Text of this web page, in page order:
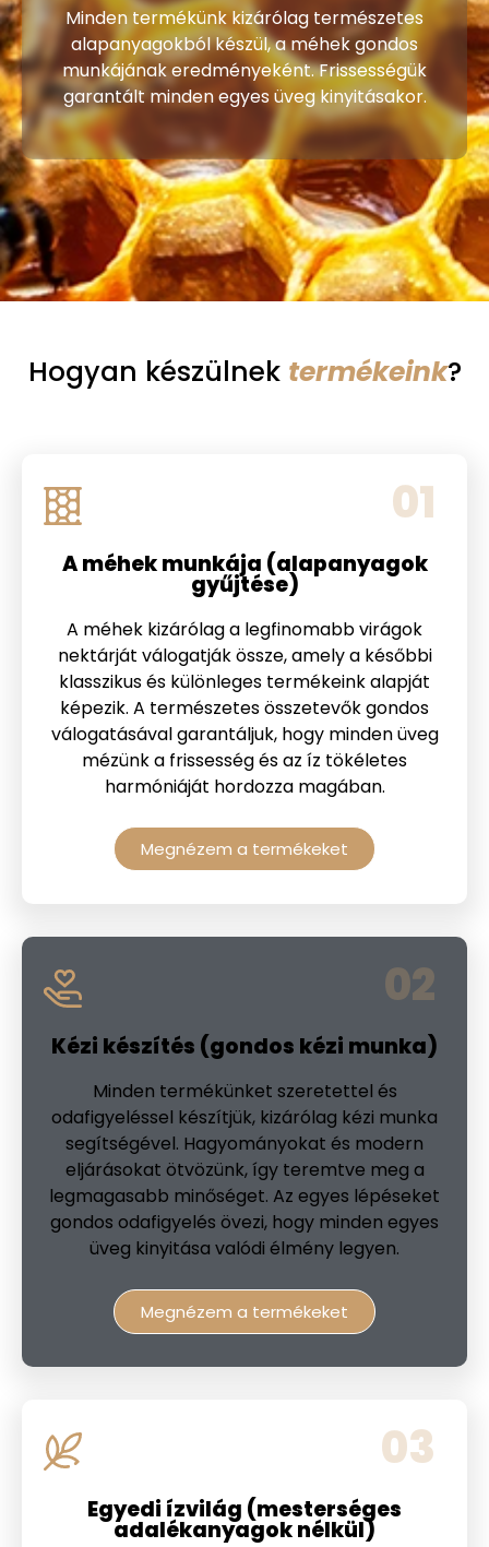
Minden termékünk kizárólag természetes
alapanyagokból készül, a méhek gondos
munkájának eredményeként. Frissességük
garantált minden egyes üveg kinyitásakor.
Hogyan készülnek termékeink?
01
A méhek munkája (alapanyagok
gyűjtése)
A méhek kizárólag a legfinomabb virágok
nektárját válogatják össze, amely a későbbi
klasszikus és különleges termékeink alapját
képezik. A természetes összetevők gondos
válogatásával garantáljuk, hogy minden üveg
mézünk a frissesség és az íz tökéletes
harmóniáját hordozza magában.
Megnézem a termékeket
02
Kézi készítés (gondos kézi munka)
Minden termékünket szeretettel és
odafigyeléssel készítjük, kizárólag kézi munka
segítségével. Hagyományokat és modern
eljárásokat ötvözünk, így teremtve meg a
legmagasabb minőséget. Az egyes lépéseket
gondos odafigyelés övezi, hogy minden egyes
üveg kinyitása valódi élmény legyen.
Megnézem a termékeket
03
Egyedi ízvilág (mesterséges
adalékanyagok nélkül)